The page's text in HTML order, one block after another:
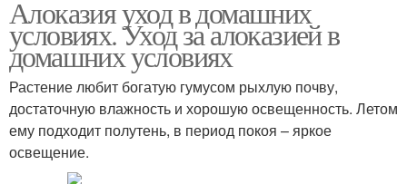
Алоказия уход в домашних
условиях. Уход за алоказией в
домашних условиях
Растение любит богатую гумусом рыхлую почву,
достаточную влажность и хорошую освещенность. Летом
ему подходит полутень, в период покоя – яркое
освещение.